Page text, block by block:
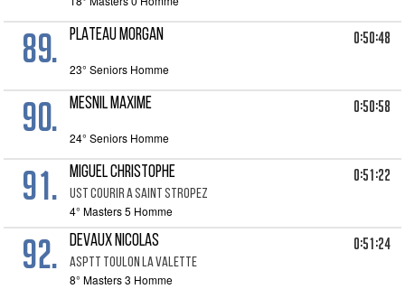
89. PLATEAU MORGAN 0:50:48
23° Seniors Homme
90. MESNIL MAXIME 0:50:58
24° Seniors Homme
91. MIGUEL CHRISTOPHE
UST COURIR A SAINT STROPEZ
0:51:22
4° Masters 5 Homme
92. DEVAUX NICOLAS
ASPTT TOULON LA VALETTE
0:51:24
8° Masters 3 Homme